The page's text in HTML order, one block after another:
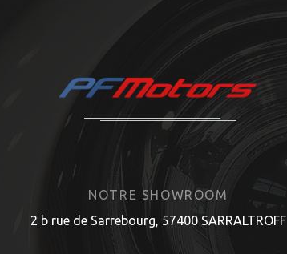
NOTRE SHOWROOM
2 b rue de Sarrebourg, 57400 SARRALTROFF